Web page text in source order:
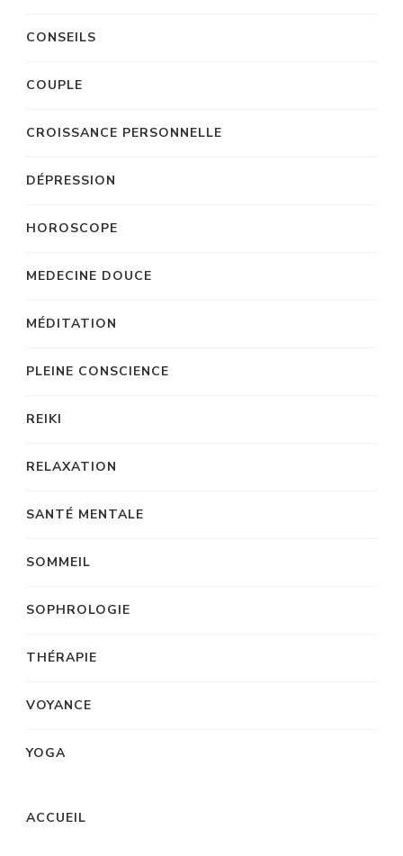
CONSEILS
COUPLE
CROISSANCE PERSONNELLE
DÉPRESSION
HOROSCOPE
MEDECINE DOUCE
MÉDITATION
PLEINE CONSCIENCE
REIKI
RELAXATION
SANTÉ MENTALE
SOMMEIL
SOPHROLOGIE
THÉRAPIE
VOYANCE
YOGA
ACCUEIL